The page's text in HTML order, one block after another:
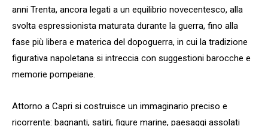
anni Trenta, ancora legati a un equilibrio novecentesco, alla
svolta espressionista maturata durante la guerra, fino alla
fase più libera e materica del dopoguerra, in cui la tradizione
figurativa napoletana si intreccia con suggestioni barocche e
memorie pompeiane.
Attorno a Capri si costruisce un immaginario preciso e
ricorrente: bagnanti, satiri, figure marine, paesaggi assolati